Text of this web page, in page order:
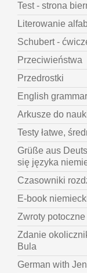
Test - strona
Literowanie
Schubert -
Przeciwieństwa
Przedrostki
English grammar
Arkusze do
Testy łatwe,
Grüße aus
się języka
Czasowniki
E-book
Zwroty potoczne
Zdanie
Bula
German with